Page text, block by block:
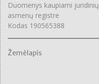
Duomenys kaupiami juridinių
asmenų registre
Kodas 190565388
Žemėlapis